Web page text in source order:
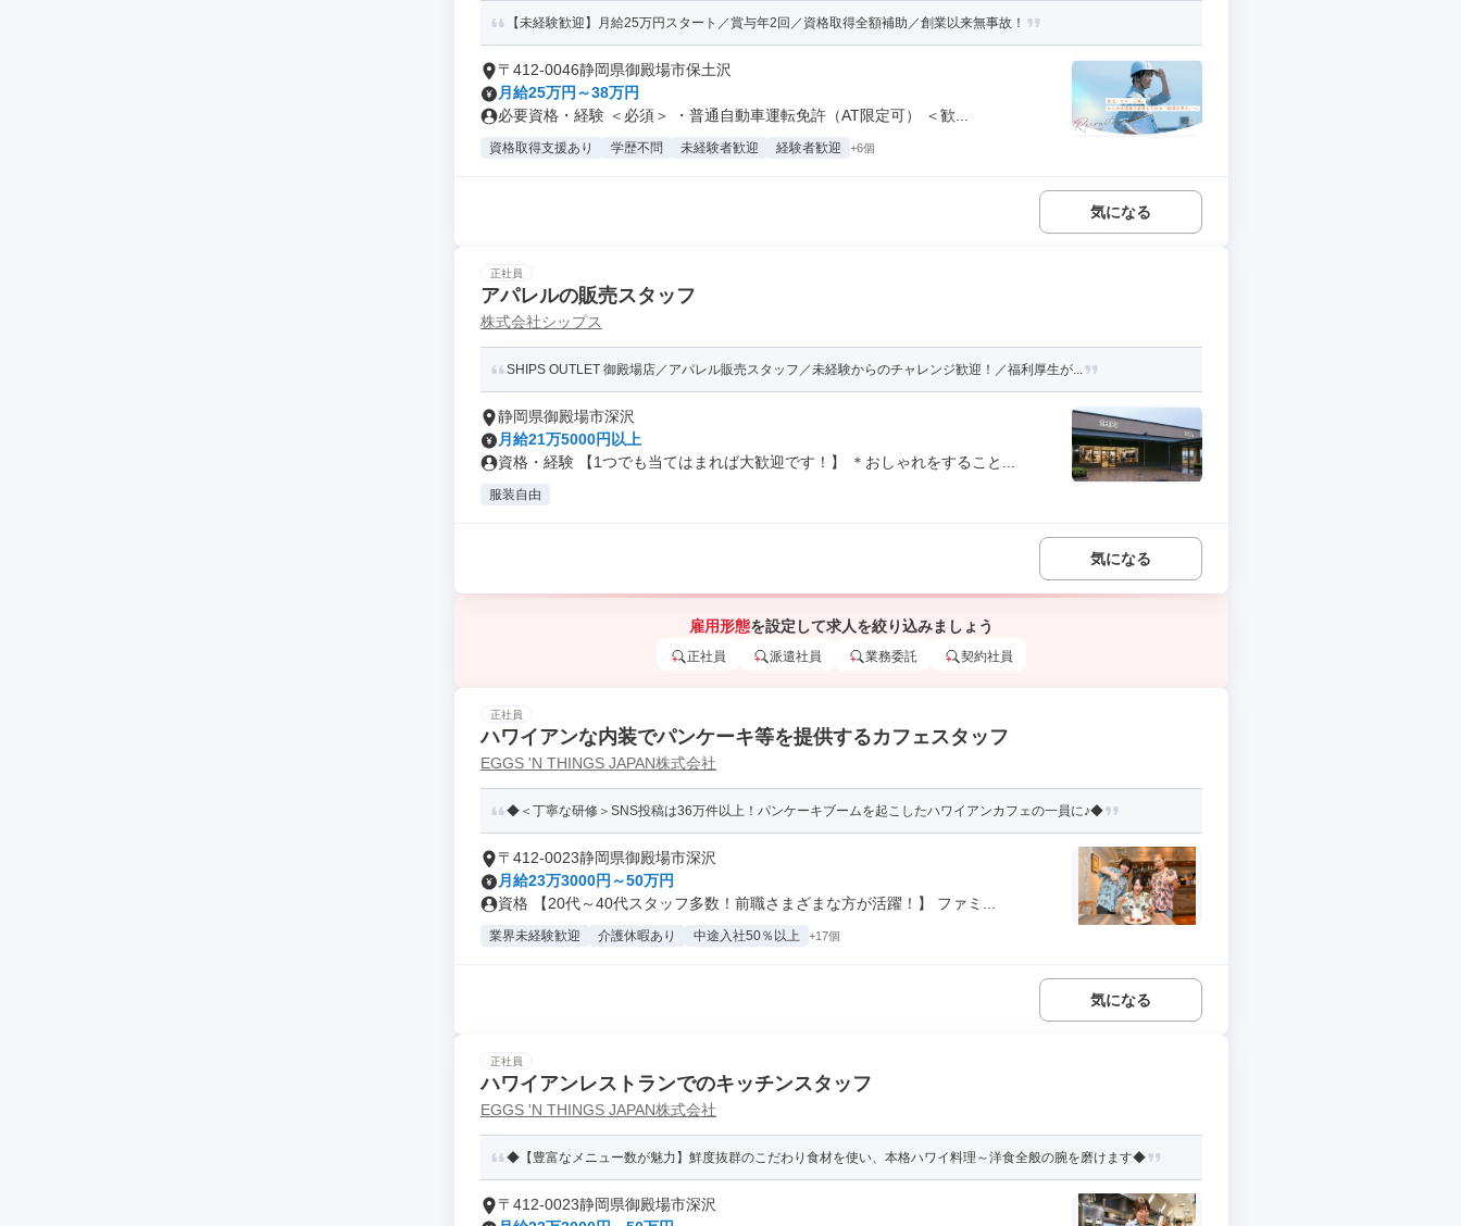
【未経験歓迎】月給25万円スタート／賞与年2回／資格取得全額補助／創業以来無事故！
〒412-0046静岡県御殿場市保土沢
月給25万円～38万円
必要資格・経験 ＜必須＞ ・普通自動車運転免許（AT限定可） ＜歓...
資格取得支援あり 学歴不問 未経験者歓迎 経験者歓迎 +6個
気になる
正社員
アパレルの販売スタッフ
株式会社シップス
SHIPS OUTLET 御殿場店／アパレル販売スタッフ／未経験からのチャレンジ歓迎！／福利厚生が...
静岡県御殿場市深沢
月給21万5000円以上
資格・経験 【1つでも当てはまれば大歓迎です！】 ＊おしゃれをすること...
服装自由
気になる
雇用形態を設定して求人を絞り込みましょう
正社員 派遣社員 業務委託 契約社員
正社員
ハワイアンな内装でパンケーキ等を提供するカフェスタッフ
EGGS 'N THINGS JAPAN株式会社
◆＜丁寧な研修＞SNS投稿は36万件以上！パンケーキブームを起こしたハワイアンカフェの一員に♪◆
〒412-0023静岡県御殿場市深沢
月給23万3000円～50万円
資格 【20代～40代スタッフ多数！前職さまざまな方が活躍！】 ファミ...
業界未経験歓迎 介護休暇あり 中途入社50％以上 +17個
気になる
正社員
ハワイアンレストランでのキッチンスタッフ
EGGS 'N THINGS JAPAN株式会社
◆【豊富なメニュー数が魅力】鮮度抜群のこだわり食材を使い、本格ハワイ料理～洋食全般の腕を磨けます◆
〒412-0023静岡県御殿場市深沢